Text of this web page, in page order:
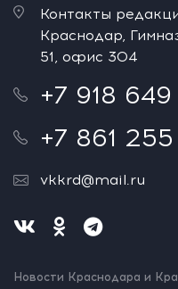
Контакты
Краснодар,
51, офис 304
+7 918
+7 861
vkkrd@mail.ru
Новости Краснодара и